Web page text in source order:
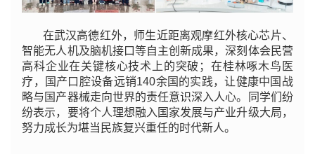
在武汉高德红外，师生近距离观摩红外核心芯片、
智能无人机及脑机接口等自主创新成果，深刻体会民营
高科企业在关键核心技术上的突破；在桂林啄木鸟医
疗，国产口腔设备远销140余国的实践，让健康中国战
略与国产器械走向世界的责任意识深入人心。同学们纷
纷表示，要将个人理想融入国家发展与产业升级大局，
努力成长为堪当民族复兴重任的时代新人。